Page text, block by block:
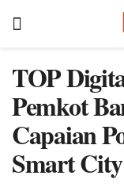
TOP
Pemkot
Capaian
Smart City